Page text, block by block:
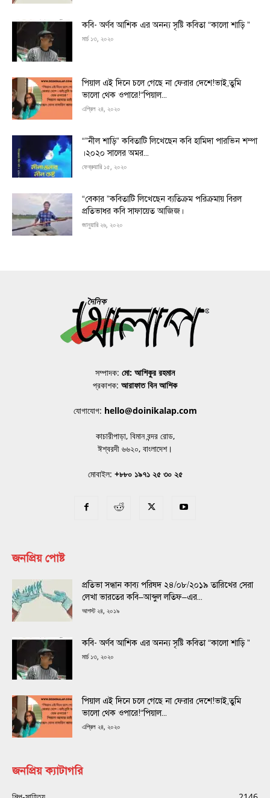
কবি- অর্ণব আশিক এর অনন্য সৃষ্টি কবিতা “কালো শাড়ি ”
মার্চ ১৩, ২০২০
পিয়াল এই দিনে চলে গেছে না ফেরার দেশে!ভাই,তুমি
ভালো থেক ওপারে!“পিয়াল...
এপ্রিল ২৪, ২০২০
“”নীল শাড়ি” কবিতাটি লিখেছেন কবি হামিদা পারভিন শম্পা
।২০২০ সালের অমর...
ফেব্রুয়ারি ১৫, ২০২০
“বেকার ”কবিতাটি লিখেছেন ব্যতিক্রম পরিক্রমায় বিরল
প্রতিভাধর কবি সাফায়েত আজিজ।
জানুয়ারি ২৬, ২০২০
সম্পাদক: মো: আশিকুর রহমান
প্রকাশক: আরাফাত বিন আশিক
যোগাযোগ: hello@doinikalap.com
কাচারীপাড়া, বিমান বন্দর রোড,
ঈশ্বরদী ৬৬২০, বাংলাদেশ।
মোবাইল: +৮৮০ ১৯৭১ ২৫ ৩০ ২৫
জনপ্রিয় পোষ্ট
প্রতিভা সন্ধান কাব্য পরিষদ ২৪/০৮/২০১৯ তারিখের সেরা
লেখা ভারতের কবি–আব্দুল লতিফ–এর...
আগস্ট ২৪, ২০১৯
কবি- অর্ণব আশিক এর অনন্য সৃষ্টি কবিতা “কালো শাড়ি ”
মার্চ ১৩, ২০২০
পিয়াল এই দিনে চলে গেছে না ফেরার দেশে!ভাই,তুমি
ভালো থেক ওপারে!“পিয়াল...
এপ্রিল ২৪, ২০২০
জনপ্রিয় ক্যাটাগরি